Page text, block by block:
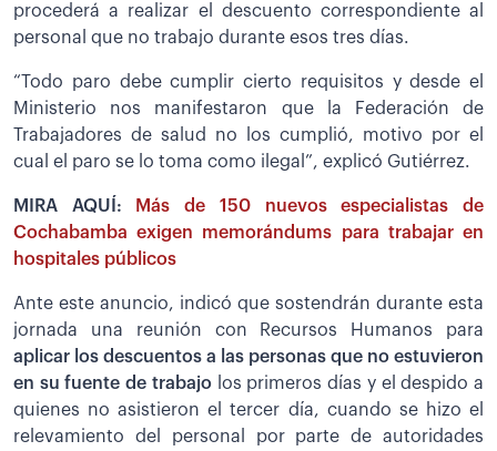
procederá a realizar el descuento correspondiente al
personal que no trabajo durante esos tres días.
“Todo paro debe cumplir cierto requisitos y desde el
Ministerio nos manifestaron que la Federación de
Trabajadores de salud no los cumplió, motivo por el
cual el paro se lo toma como ilegal”, explicó Gutiérrez.
MIRA AQUÍ:
Más de 150 nuevos especialistas de
Cochabamba exigen memorándums para trabajar en
hospitales públicos
Ante este anuncio, indicó que sostendrán durante esta
jornada una reunión con Recursos Humanos para
aplicar los descuentos a las personas que no estuvieron
en su fuente de trabajo los primeros días y el despido a
quienes no asistieron el tercer día, cuando se hizo el
relevamiento del personal por parte de autoridades